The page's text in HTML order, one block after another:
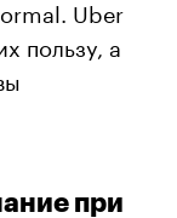
Uber
пользу, а
при